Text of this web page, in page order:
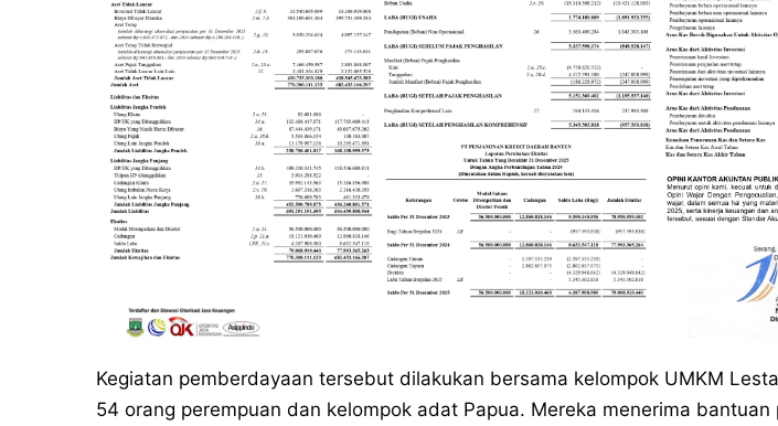
Kegiatan pemberdayaan tersebut dilakukan bersama kelompok UMKM
54 orang perempuan dan kelompok adat Papua. Mereka menerima bantuan